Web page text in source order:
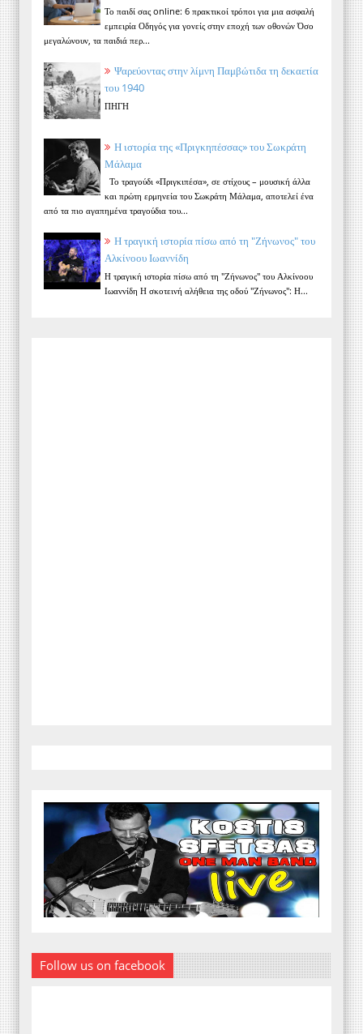
Το παιδί σας online: 6 πρακτικοί τρόποι για μια ασφαλή
εμπειρία Οδηγός για γονείς στην εποχή των οθονών Όσο
μεγαλώνουν, τα παιδιά περ...
Ψαρεύοντας στην λίμνη Παμβώτιδα τη δεκαετία
του 1940
ΠΗΓΗ
Η ιστορία της «Πριγκηπέσσας» του Σωκράτη
Μάλαμα
Το τραγούδι «Πριγκιπέσα», σε στίχους – μουσική άλλα
και πρώτη ερμηνεία του Σωκράτη Μάλαμα, αποτελεί ένα
από τα πιο αγαπημένα τραγούδια του...
Η τραγική ιστορία πίσω από τη "Ζήνωνος" του
Αλκίνοου Ιωαννίδη
Η τραγική ιστορία πίσω από τη "Ζήνωνος" του Αλκίνοου
Ιωαννίδη Η σκοτεινή αλήθεια της οδού "Ζήνωνος": Η...
Follow us on facebook